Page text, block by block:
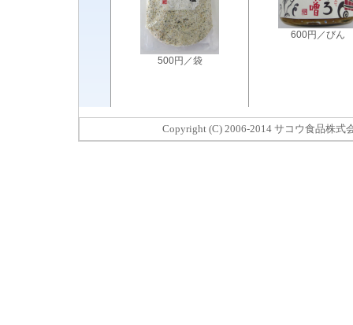
Copyright (C) 2006-2014 サコウ食品株式